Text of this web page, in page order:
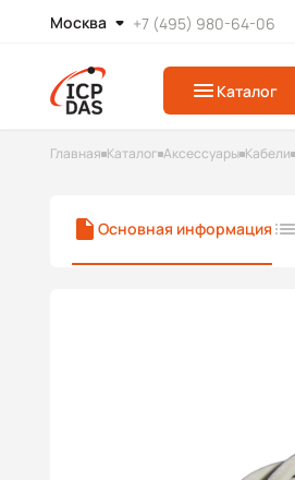
Москва +7 (495) 980-64-06
Каталог
Главная Каталог Аксессуары Кабели
Основная информация